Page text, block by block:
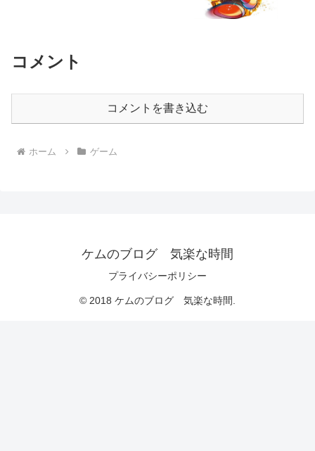
コメント
コメントを書き込む
ホーム ゲーム
ケムのブログ 気楽な時間
プライバシーポリシー
© 2018 ケムのブログ 気楽な時間.